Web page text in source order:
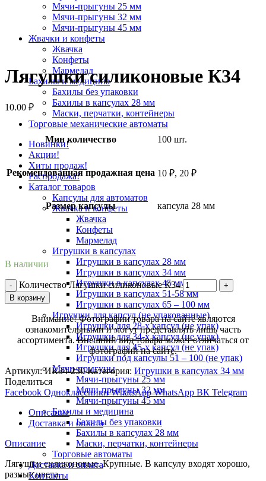
Мячи-прыгуны 25 мм
Мячи-прыгуны 32 мм
Мячи-прыгуны 45 мм
Жвачки и конфеты
Жвачка
Конфеты
Мармелад
Бахилы и медицина
Бахилы без упаковки
Бахилы в капсулах 28 мм
Маски, перчатки, контейнеры
Торговые механические автоматы
Новинки!
Акции!
Хиты продаж!
Распродажа!
Каталог товаров
Капсулы для автоматов
Жвачка и конфеты
Жвачка
Конфеты
Мармелад
Игрушки в капсулах
Игрушки в капсулах 28 мм
Игрушки в капсулах 34 мм
Игрушки в капсулах 45 мм
Игрушки в капсулах 51-58 мм
Игрушки в капсулах 65 – 100 мм
Игрушки для капсул (не упакованные)
Игрушки для 28-х капсул (не упак)
Игрушки для 34-х капсул (не упак)
Игрушки для 45-х капсул (не упак)
Игрушки под капсулы 51 – 100 (не упак)
Мячи-прыгуны
Мячи-прыгуны 25 мм
Мячи-прыгуны 32 мм
Мячи-прыгуны 45 мм
Бахилы и медицина
Бахилы без упаковки
Бахилы в капсулах 28 мм
Маски, перчатки, контейнеры
Торговые автоматы
Доставка и оплата
Контакты
Увеличить
Лягушки силиконовые К34
10.00 ₽
Мин количество 100 шт.
Рекомендованная продажная цена 10 ₽, 20 ₽
Размер капсулы капсула 28 мм
В наличии
Количество Лягушки силиконовые К34
В корзину
Внимание! Фотографии товара на сайте являются
ознакомительными и могут представлять лишь часть
ассортимента. Внешний вид товара может отличаться от
фотографий на сайте.
Артикул:ИК34-230 Категория: Игрушки в капсулах 34 мм
Поделиться
Facebook Одноклассники WhatsApp WhatsApp ВК Telegram
Описание
Доставка и оплата
Описание
Лягушки силиконовые. Крупные. В капсулу входят хорошо,
разные цвета.